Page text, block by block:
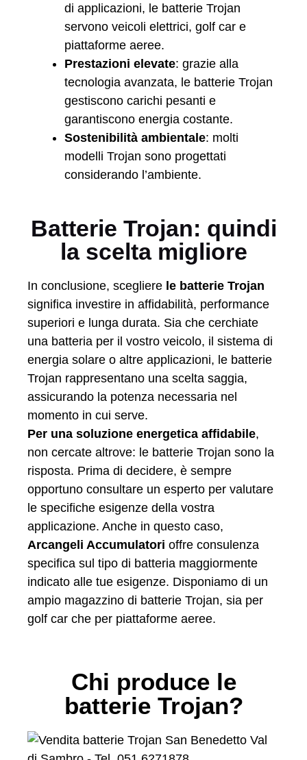
di applicazioni, le batterie Trojan
servono veicoli elettrici, golf car e
piattaforme aeree.
Prestazioni elevate: grazie alla
tecnologia avanzata, le batterie Trojan
gestiscono carichi pesanti e
garantiscono energia costante.
Sostenibilità ambientale: molti
modelli Trojan sono progettati
considerando l’ambiente.
Batterie Trojan: quindi
la scelta migliore
In conclusione, scegliere le batterie Trojan
significa investire in affidabilità, performance
superiori e lunga durata. Sia che cerchiate
una batteria per il vostro veicolo, il sistema di
energia solare o altre applicazioni, le batterie
Trojan rappresentano una scelta saggia,
assicurando la potenza necessaria nel
momento in cui serve.
Per una soluzione energetica affidabile,
non cercate altrove: le batterie Trojan sono la
risposta. Prima di decidere, è sempre
opportuno consultare un esperto per valutare
le specifiche esigenze della vostra
applicazione. Anche in questo caso,
Arcangeli Accumulatori offre consulenza
specifica sul tipo di batteria maggiormente
indicato alle tue esigenze. Disponiamo di un
ampio magazzino di batterie Trojan, sia per
golf car che per piattaforme aeree.
Chi produce le
batterie Trojan?